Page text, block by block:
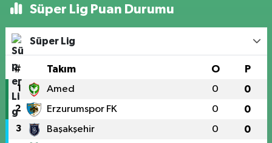
Süper Lig Puan Durumu
Süper Lig
# Takım O P
1 Amed 0 0
2 Erzurumspor FK 0 0
3 Başakşehir 0 0